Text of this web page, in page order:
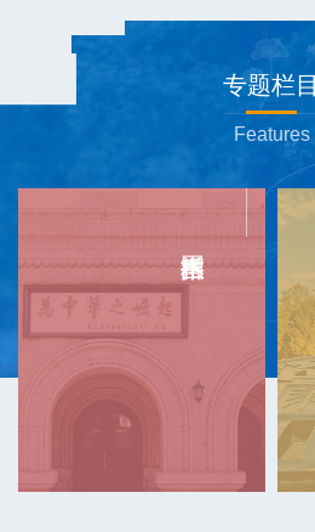
专题栏目
Features